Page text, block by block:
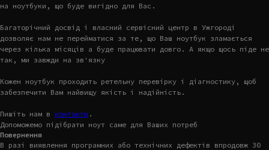
на ноутбуки, що буде вигідно для Вас.
Багаторічний досвід і власний сервісний центр в Ужгороді
дозволяє нам не перейматися за те, що Ваш ноутбук зламається
через кілька місяців а буде працювати довго. А якщо щось піде не
так, ми завжди на зв'язку
Кожен ноутбук проходить ретельну перевірку і діагностику, щоб
забезпечити Вам найвищу якість і надійність.
Пишіть нам в контакти .
Допоможемо підібрати ноут саме для Ваших потреб
Повернення
В разі виявлення програмних або технічних дефектів впродовж 30